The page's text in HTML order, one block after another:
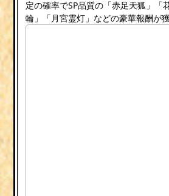
定の確率でSP品質の「赤足天狐」「
輪」「月宮霊灯」などの豪華報酬が